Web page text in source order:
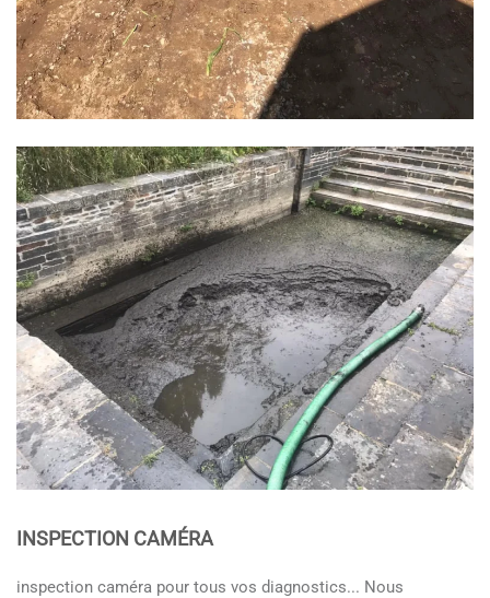
TERRASSEMENT, ASSAINISSEMENT
☑️ TERRASSEMENT ASSAINISSEMENT - Pose de fosse